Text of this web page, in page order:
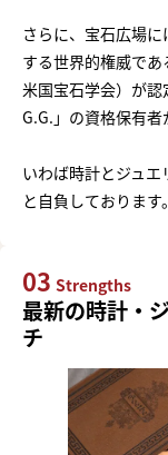
さらに、宝石広場
する世界的権威で
米国宝石学会）が
G.G.」の資格保有者
いわば時計とジュ
と自負しております。
03 Strengths
最新の時計・
チ